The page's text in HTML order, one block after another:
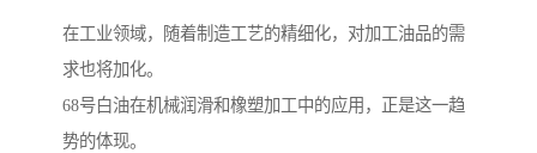
在工业领域，随着制造工艺的精细化，对加工油品的需
求也将加化。
68号白油在机械润滑和橡塑加工中的应用，正是这一趋
势的体现。